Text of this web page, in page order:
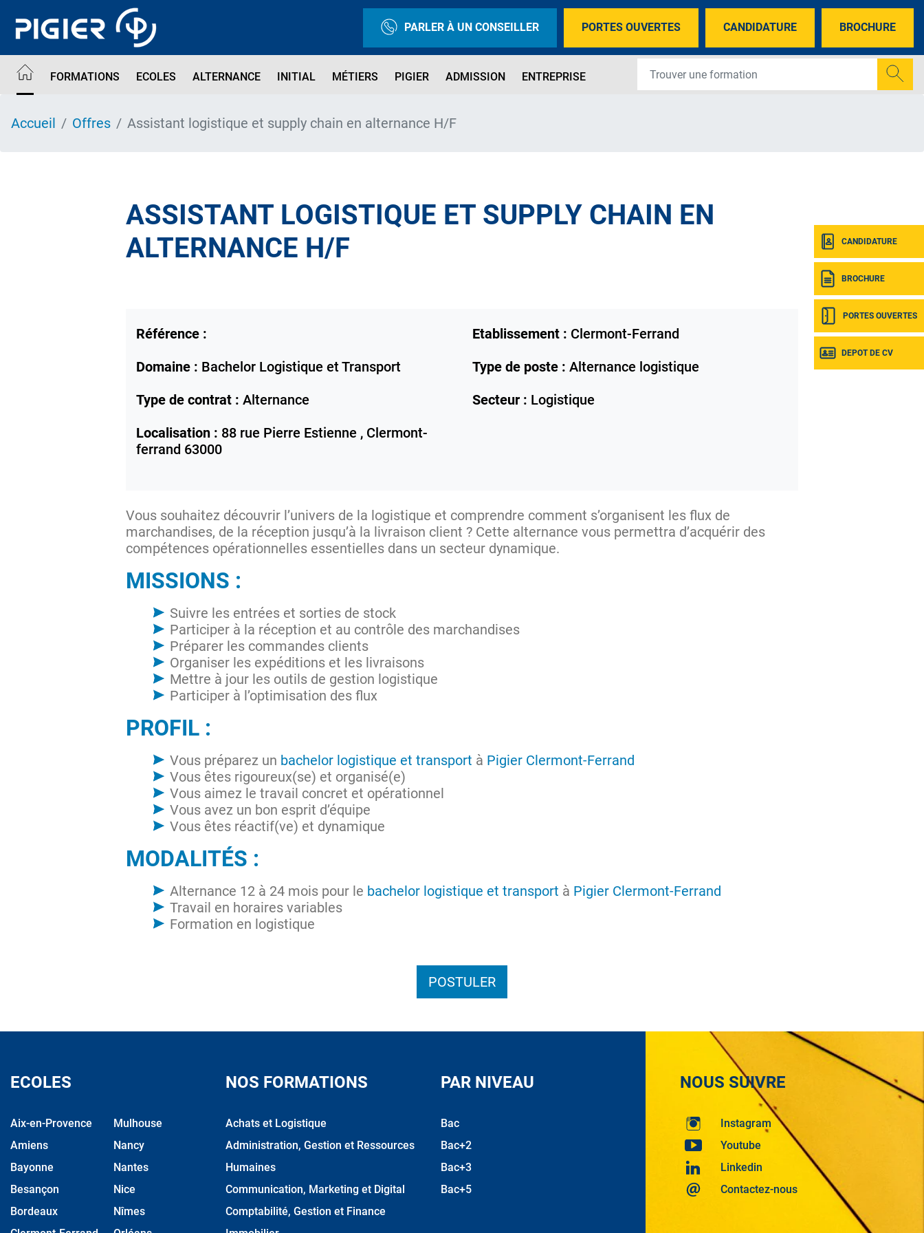
contenu
PARLER À UN CONSEILLER PORTES OUVERTES CANDIDATURE BROCHURE
FORMATIONS ECOLES ALTERNANCE INITIAL MÉTIERS PIGIER ADMISSION ENTREPRISE
CANDIDATURE
BROCHURE
PORTES OUVERTES
DEPOT DE CV
Accueil Offres Assistant logistique et supply chain en alternance H/F
ASSISTANT LOGISTIQUE ET SUPPLY CHAIN EN
ALTERNANCE H/F
Référence : Etablissement : Clermont-Ferrand
Domaine : Bachelor Logistique et Transport Type de poste : Alternance logistique
Type de contrat : Alternance Secteur : Logistique
Localisation : 88 rue Pierre Estienne , Clermont-
ferrand 63000
Vous souhaitez découvrir l’univers de la logistique et comprendre comment s’organisent les flux de
marchandises, de la réception jusqu’à la livraison client ? Cette alternance vous permettra d’acquérir des
compétences opérationnelles essentielles dans un secteur dynamique.
MISSIONS :
Suivre les entrées et sorties de stock
Participer à la réception et au contrôle des marchandises
Préparer les commandes clients
Organiser les expéditions et les livraisons
Mettre à jour les outils de gestion logistique
Participer à l’optimisation des flux
PROFIL :
Vous préparez un bachelor logistique et transport à Pigier Clermont-Ferrand
Vous êtes rigoureux(se) et organisé(e)
Vous aimez le travail concret et opérationnel
Vous avez un bon esprit d’équipe
Vous êtes réactif(ve) et dynamique
MODALITÉS :
Alternance 12 à 24 mois pour le bachelor logistique et transport à Pigier Clermont-Ferrand
Travail en horaires variables
Formation en logistique
POSTULER
ECOLES
Aix-en-Provence
Amiens
Bayonne
Besançon
Bordeaux
Mulhouse
Nancy
Nantes
Nice
Nîmes
NOS FORMATIONS
Achats et Logistique
Administration, Gestion et Ressources
Humaines
Communication, Marketing et Digital
Comptabilité, Gestion et Finance
PAR NIVEAU
Bac
Bac+2
Bac+3
Bac+5
NOUS SUIVRE
Instagram
Youtube
Linkedin
Contactez-nous